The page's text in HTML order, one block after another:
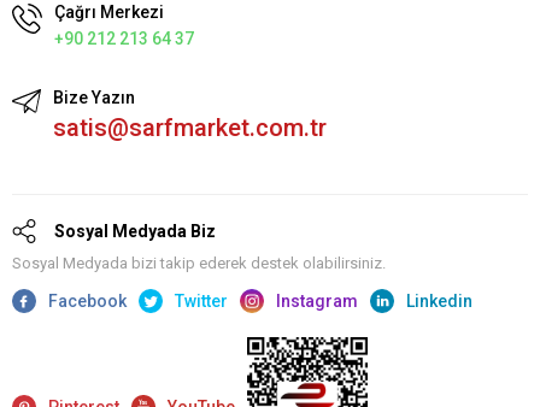
Çağrı Merkezi
+90 212 213 64 37
Bize Yazın
satis@sarfmarket.com.tr
Sosyal Medyada Biz
Sosyal Medyada bizi takip ederek destek olabilirsiniz.
Facebook Twitter Instagram Linkedin